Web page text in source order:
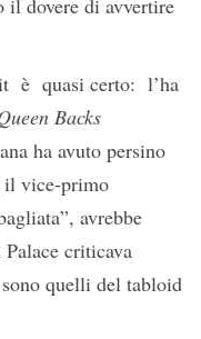
il dovere di avvertire
è quasi certo: l’ha
Backs
ha avuto persino
il vice-primo
avrebbe
criticava
quelli del tabloid